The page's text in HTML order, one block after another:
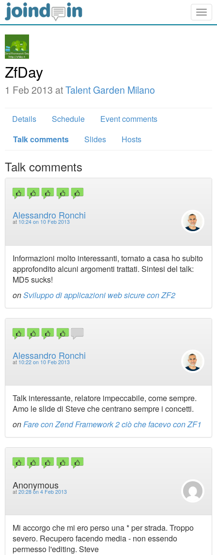
ZfDay
1 Feb 2013 atTalent Garden Milano
Details Schedule
Event comments
Talk comments
Slides Hosts
Talk comments
Alessandro Ronchi
at 10:24 on 10 Feb 2013
Informazioni molto interessanti, tornato a casa ho subito
approfondito alcuni argomenti trattati. Sintesi del talk:
MD5 sucks!
onSviluppo di applicazioni web sicure con ZF2
Alessandro Ronchi
at 10:22 on 10 Feb 2013
Talk interessante, relatore impeccabile, come sempre.
Amo le slide di Steve che centrano sempre i concetti.
onFare con Zend Framework 2 ciò che facevo con ZF1
Anonymous
at 20:28 on 4 Feb 2013
Mi accorgo che mi ero perso una * per strada. Troppo
severo. Recupero facendo media - non essendo
permesso l'editing. Steve